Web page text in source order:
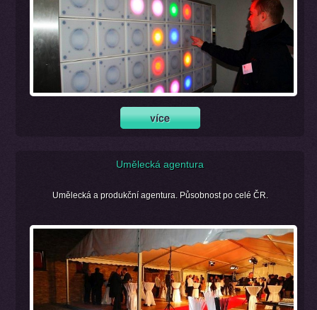
Umělecká agentura
Umělecká a produkční agentura. Působnost po celé ČR.